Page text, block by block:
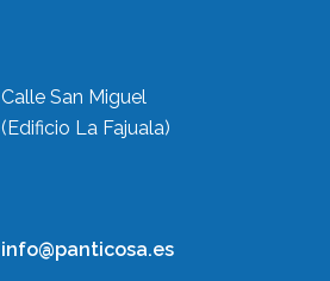
Calle San Miguel
(Edificio La Fajuala)
info@panticosa.es